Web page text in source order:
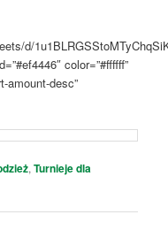
d/
color=”#ffffff”
amount-desc”
,Turnieje dla